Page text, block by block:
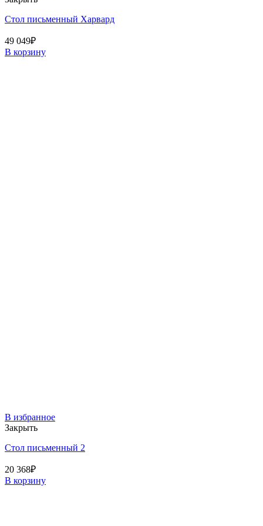
Стол письменный Харвард
49 049₽
В корзину
В избранное
Закрыть
Стол письменный 2
20 368₽
В корзину